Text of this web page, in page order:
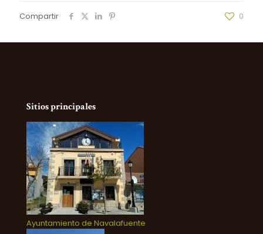
Compartir 0
Sitios principales
Ayuntamiento de Navalafuente